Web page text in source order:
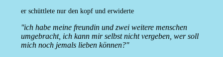
er schüttlete nur den kopf und erwiderte
''ich habe meine freundin und zwei weitere menschen
umgebracht, ich kann mir selbst nicht vergeben, wer soll
mich noch jemals lieben können?''